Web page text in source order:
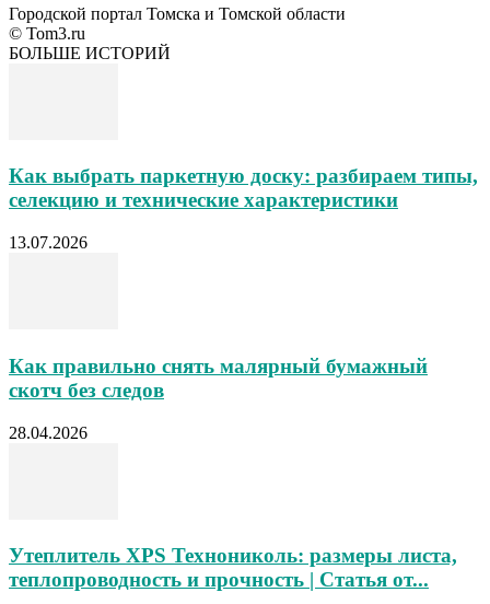
Городской портал Томска и Томской области
© Tom3.ru
БОЛЬШЕ ИСТОРИЙ
Как выбрать паркетную доску: разбираем типы,
селекцию и технические характеристики
13.07.2026
Как правильно снять малярный бумажный
скотч без следов
28.04.2026
Утеплитель XPS Технониколь: размеры листа,
теплопроводность и прочность | Статья от...